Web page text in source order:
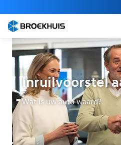
naar
inhoud
gaan
Inruilvoorstel
Wat is uw auto waard?